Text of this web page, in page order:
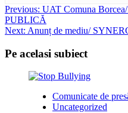
Post
navigation
Previous: UAT Comuna
PUBLICĂ
Next: Anunț de mediu/
Pe acelasi subiect
Comunicate de
Uncategorized